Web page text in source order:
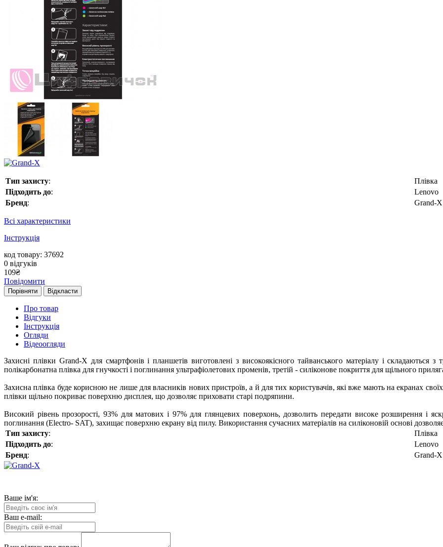
Тип захисту:
Плівка
Підходить до:
Lenovo
Бренд: Grand-X
Всі характеристики
Інструкція
код товару: 37692
0 відгуків
109₴
Повідомити
Порівняти Відкласти
Про товар
Відгуки
Інструкція
Огляди
Відеоогляди
Захисні плівки Grand-X для смартфонів і планшетів виготовлені з високоякісного тайванського матеріалу і
полікарбонатна плівка для гнучкості і поглинання ультрафіолетових променів, третій - силіконове покриття для щільного
Захисна плівка буде корисною не лише для власників нових пристроїв, а й для тих користувачів, які вже мають на екранах
плівки щільно покриває поверхню дисплея, що дозволяє приховати старі подряпини.
Високий рівень прозорості, 93% для матових і 97% для глянцевих поверхонь, дозволить передати високе розширення і
поглинання (Electro- SAT), захищає поверхню екрану від пилу. Використання сучасних матеріалів на силіконовій основі
Тип захисту:
Плівка
Підходить до:
Lenovo
Бренд: Grand-X
Ваше ім'я:
Ваш e-mail: